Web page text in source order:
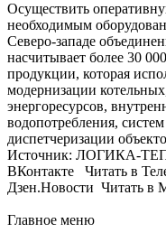
Осуществить
необходимым
Северо-западе
насчитывает более 30
продукции, которая
модернизации
энергоресурсов,
водопотребления,
диспетчеризации
Источник: ЛОГИКА-
ВКонтакте Читать в
Дзен.Новости Читать в
Главное меню